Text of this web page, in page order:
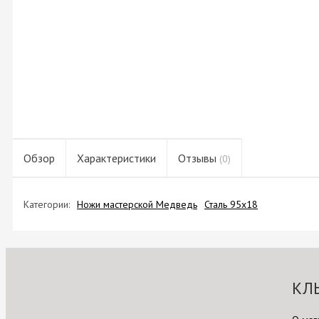
Обзор Характеристики Отзывы (0)
Категории: Ножи мастерской Медведь Сталь 95х18